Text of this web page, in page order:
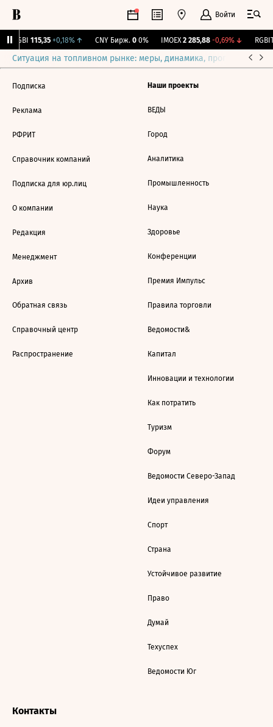
Войти
RGBI 115,35 +0,18%↑ CNY Бирж. 0 0% IMOEX 2 285,88 -0,69%↓
Ситуация на топливном рынке: меры, динамика, прогнозы
Подписка
Реклама
РФРИТ
Справочник компаний
Подписка для юр.лиц
О компании
Редакция
Менеджмент
Архив
Обратная связь
Справочный центр
Распространение
Наши проекты
ВЕДЫ
Город
Аналитика
Промышленность
Наука
Здоровье
Конференции
Премия Импульс
Правила торговли
Ведомости&
Капитал
Инновации и технологии
Как потратить
Туризм
Форум
Ведомости Северо-Запад
Идеи управления
Спорт
Страна
Устойчивое развитие
Право
Думай
Техуспех
Ведомости Юг
Контакты